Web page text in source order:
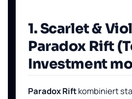
1. Scarlet &
Paradox Rift
Investment
Paradox Riftkombiniert